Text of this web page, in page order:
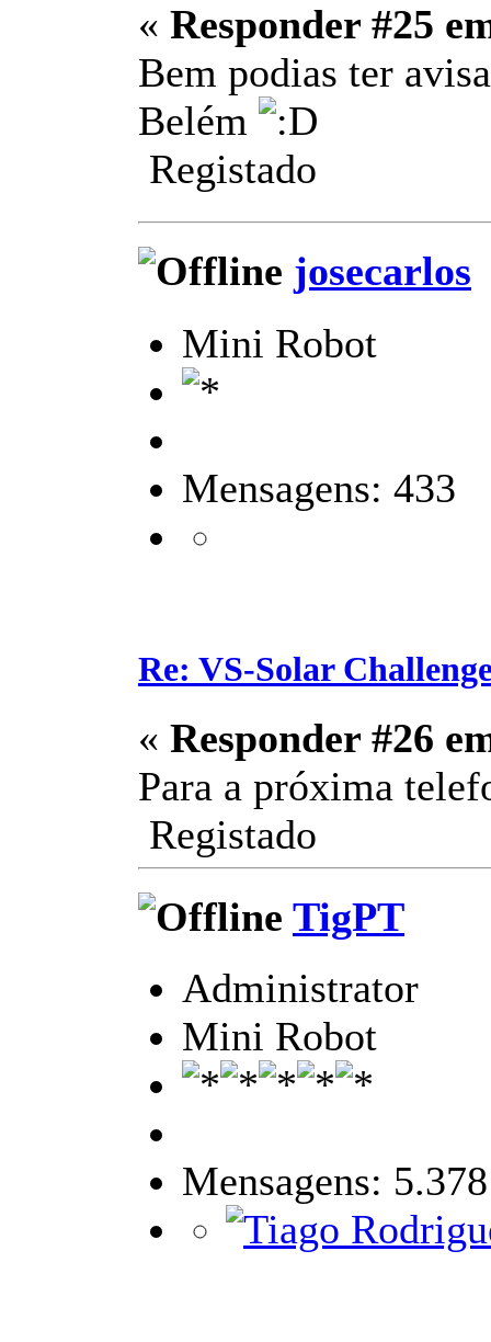
« Responder #25
Bem podias ter
Belém
Registado
josecarlos
Mini Robot
Mensagens: 433
Re: VS-Solar
« Responder #26
Para a próxima
Registado
TigPT
Administrator
Mini Robot
Mensagens: 5.378